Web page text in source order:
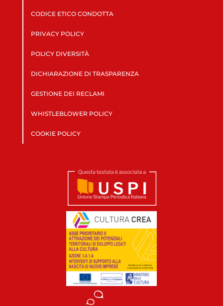
CODICE ETICO CONDOTTA
PRIVACY POLICY
POLICY DIVERSITÀ
DICHIARAZIONE DI TRASPARENZA
GESTIONE DEI RECLAMI
WHISTLEBLOWER POLICY
COOKIE POLICY